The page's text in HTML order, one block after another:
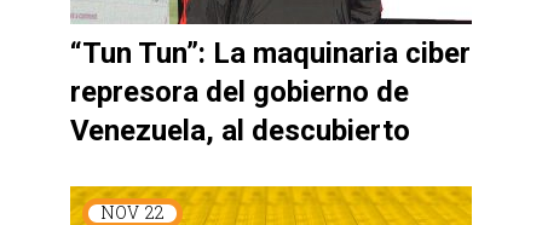
“Tun Tun”: La maquinaria ciber
represora del gobierno de
Venezuela, al descubierto
NOV 22